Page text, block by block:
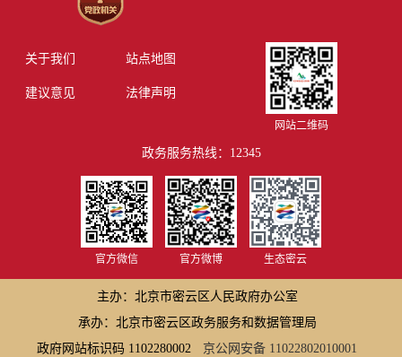
关于我们 站点地图
建议意见 法律声明
网站二维码
政务服务热线：12345
官方微信 官方微博 生态密云
主办：北京市密云区人民政府办公室
承办：北京市密云区政务服务和数据管理局
政府网站标识码 1102280002
京公网安备 11022802010001